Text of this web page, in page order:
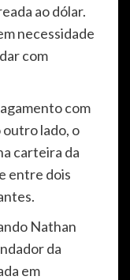
ao dólar.
necessidade
com
com
outro lado, o
carteira da
entre dois
Nathan
da
em